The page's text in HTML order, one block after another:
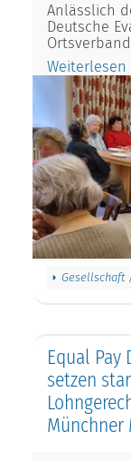
Anlässlich
Deutsche
Weiterlesen
Gesellschaft
Equal Pay
setzen
Münchner